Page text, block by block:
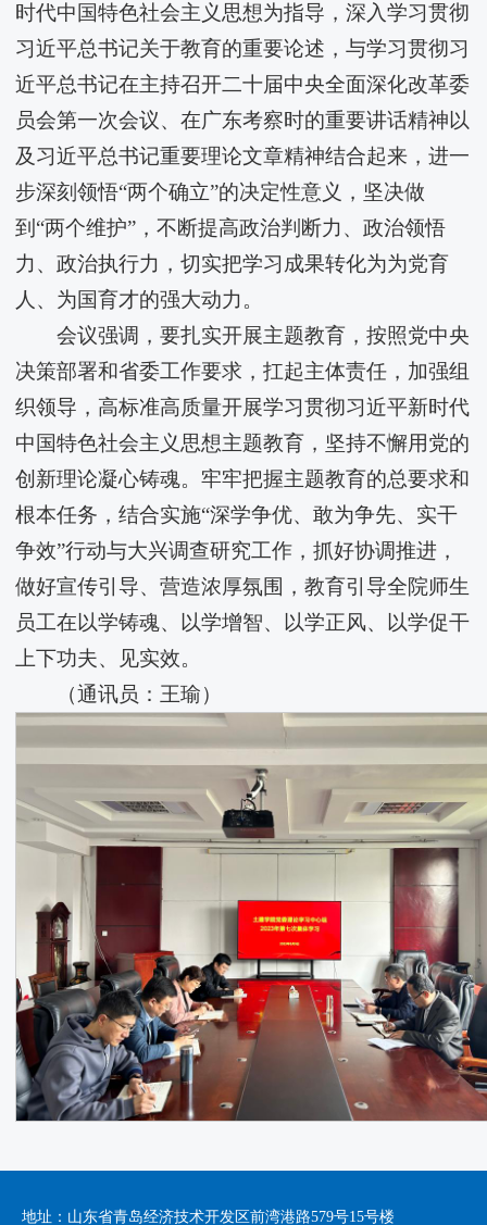
时代中国特色社会主义思想为指导，深入学习贯彻
习近平总书记关于教育的重要论述，与学习贯彻习
近平总书记在主持召开二十届中央全面深化改革委
员会第一次会议、在广东考察时的重要讲话精神以
及习近平总书记重要理论文章精神结合起来，进一
步深刻领悟“两个确立”的决定性意义，坚决做
到“两个维护”，不断提高政治判断力、政治领悟
力、政治执行力，切实把学习成果转化为为党育
人、为国育才的强大动力。
会议强调，要扎实开展主题教育，按照党中央
决策部署和省委工作要求，扛起主体责任，加强组
织领导，高标准高质量开展学习贯彻习近平新时代
中国特色社会主义思想主题教育，坚持不懈用党的
创新理论凝心铸魂。牢牢把握主题教育的总要求和
根本任务，结合实施“深学争优、敢为争先、实干
争效”行动与大兴调查研究工作，抓好协调推进，
做好宣传引导、营造浓厚氛围，教育引导全院师生
员工在以学铸魂、以学增智、以学正风、以学促干
上下功夫、见实效。
（通讯员：王瑜）
地址：山东省青岛经济技术开发区前湾港路579号15号楼